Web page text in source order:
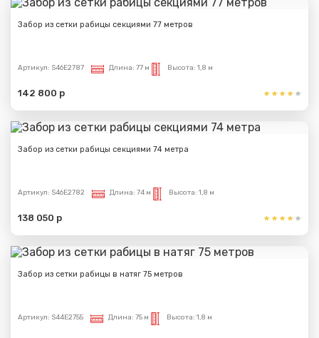
Забор из сетки рабицы секциями 77 метров
Артикул: S46E2787 Длина: 77 м Высота: 1,8 м
142 800 р
Забор из сетки рабицы секциями 74 метра
Артикул: S46E2782 Длина: 74 м Высота: 1,8 м
138 050 р
Забор из сетки рабицы в натяг 75 метров
Артикул: S44E2755 Длина: 75 м Высота: 1,8 м
отправлено
Спасибо за обращение, наш специалист свяжется с
Вами.